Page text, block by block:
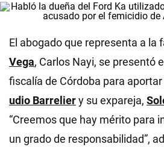
El abogado que representa a la
Vega, Carlos Nayi, se presentó
fiscalía de Córdoba para
udio Barreliery su expareja,
“Creemos que hay mérito para
un grado de responsabilidad”,